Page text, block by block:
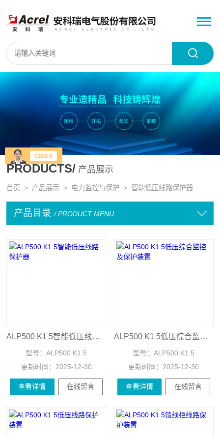
PRODUCTS/ 产品展示
首页 > 产品展示 > 电力监控与保护 >智能低压线路保护器
产品目录 / PRODUCT MENU
ALP500 K1 5智能低压线路保护器
型号： ALP500 K1 5
更新时间： 2025-12-30
查看详情 在线留言
ALP500 K1 5低压综合监控及保护装置
型号： ALP500 K1 5
更新时间： 2025-12-30
查看详情 在线留言